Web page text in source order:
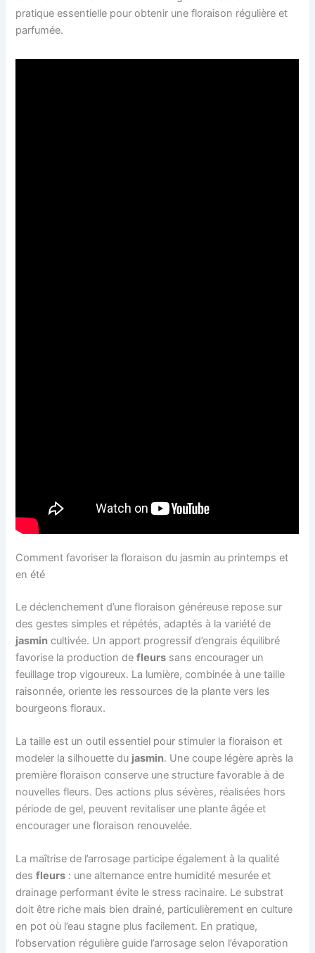
pratique essentielle pour obtenir une floraison régulière et
parfumée.
Comment favoriser la floraison du jasmin au printemps et
en été
Le déclenchement d’une floraison généreuse repose sur
des gestes simples et répétés, adaptés à la variété de
jasmin cultivée. Un apport progressif d’engrais équilibré
favorise la production defleurs sans encourager un
feuillage trop vigoureux. La lumière, combinée à une taille
raisonnée, oriente les ressources de la plante vers les
bourgeons floraux.
La taille est un outil essentiel pour stimuler la floraison et
modeler la silhouette du jasmin. Une coupe légère après la
première floraison conserve une structure favorable à de
nouvelles fleurs. Des actions plus sévères, réalisées hors
période de gel, peuvent revitaliser une plante âgée et
encourager une floraison renouvelée.
La maîtrise de l’arrosage participe également à la qualité
desfleurs : une alternance entre humidité mesurée et
drainage performant évite le stress racinaire. Le substrat
doit être riche mais bien drainé, particulièrement en culture
en pot où l’eau stagne plus facilement. En pratique,
l’observation régulière guide l’arrosage selon l’évaporation